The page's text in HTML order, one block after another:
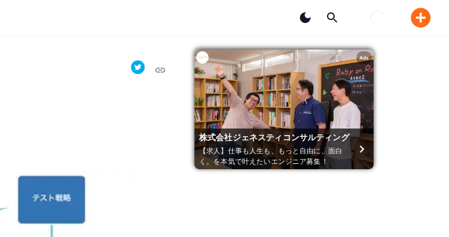
Ads
株式会社ジェネスティコンサルティング
【求人】仕事も人生も、もっと自由に、面白
く。を本気で叶えたいエンジニア募集！